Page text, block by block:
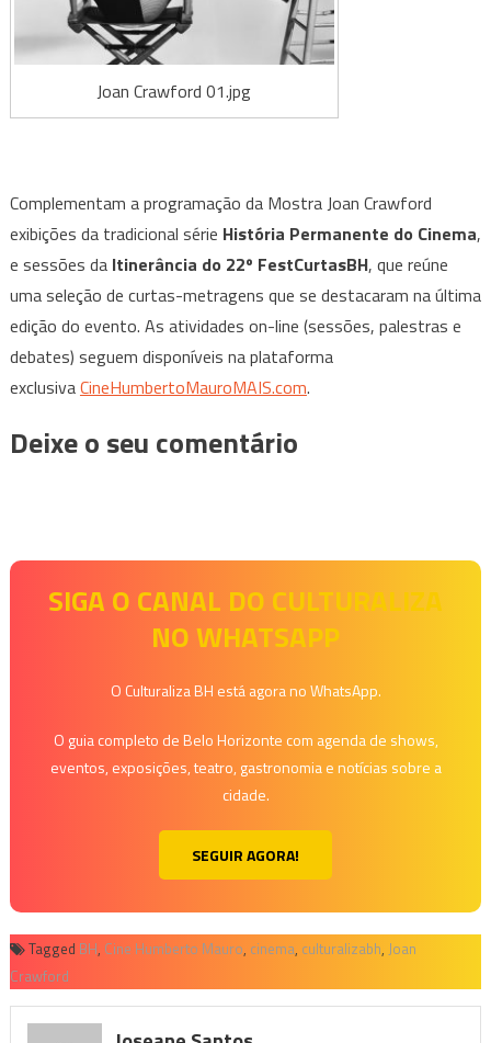
Joan Crawford 01.jpg
Complementam a programação da Mostra Joan Crawford
exibições da tradicional série História Permanente do Cinema,
e sessões da Itinerância do 22º FestCurtasBH, que reúne
uma seleção de curtas-metragens que se destacaram na última
edição do evento. As atividades on-line (sessões, palestras e
debates) seguem disponíveis na plataforma
exclusivaCineHumbertoMauroMAIS.com.
Deixe o seu comentário
SIGA O CANAL DO CULTURALIZA
NO WHATSAPP
O Culturaliza BH está agora no WhatsApp.
O guia completo de Belo Horizonte com agenda de shows,
eventos, exposições, teatro, gastronomia e notícias sobre a
cidade.
SEGUIR AGORA!
Tagged BH, Cine Humberto Mauro, cinema, culturalizabh, Joan
Crawford